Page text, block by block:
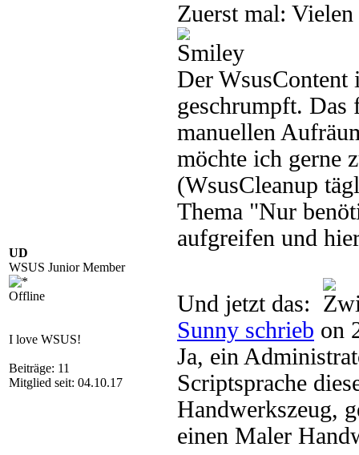
UD
WSUS Junior Member
Offline
I love WSUS!
Beiträge: 11
Mitglied seit: 04.10.17
Zuerst mal:
Der
geschrumpft. Das
manuellen
möchte ich gerne
(WsusCleanup
Thema "Nur
aufgreifen und
Und jetzt das:
Sunny schrieb on
Ja, ein
Scriptsprache
Handwerkszeug,
einen Maler